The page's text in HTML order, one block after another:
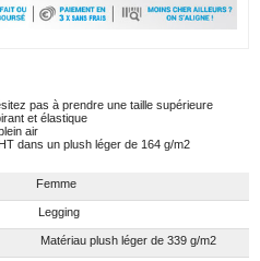
pas à prendre une taille supérieure
et élastique
air
dans un plush léger de 164 g/m2
Femme
Legging
Matériau plush léger de 339 g/m2